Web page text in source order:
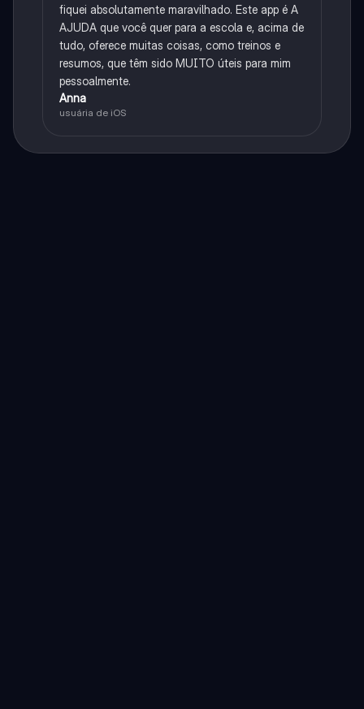
fiquei absolutamente maravilhado. Este app é A
AJUDA que você quer para a escola e, acima de
tudo, oferece muitas coisas, como treinos e
resumos, que têm sido MUITO úteis para mim
pessoalmente.
Anna
usuária de iOS